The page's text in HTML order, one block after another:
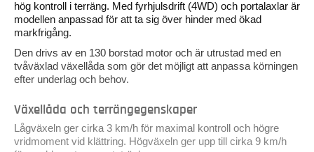
hög kontroll i terräng. Med fyrhjulsdrift (4WD) och portalaxlar är
modellen anpassad för att ta sig över hinder med ökad
markfrigång.
Den drivs av en 130 borstad motor och är utrustad med en
tvåväxlad växellåda som gör det möjligt att anpassa körningen
efter underlag och behov.
Växellåda och terrängegenskaper
Lågväxeln ger cirka 3 km/h för maximal kontroll och högre
vridmoment vid klättring. Högväxeln ger upp till cirka 9 km/h